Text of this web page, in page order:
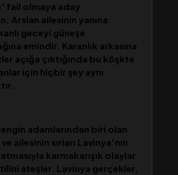
fail olmaya aday
Arslan ailesinin yanına
geceyi güneşe
emindir. Karanlık arkasına
açığa çıktığında bu köşkte
için hiçbir şey aynı
adamlarından biri olan
ailesinin sırları Lavinya'nın
karmakarışık olaylar
ateşler. Lavinya gerçekler,